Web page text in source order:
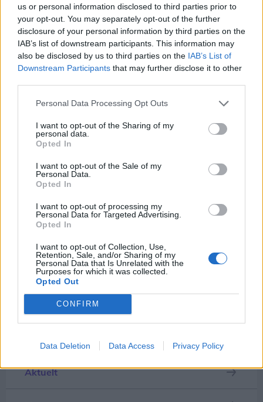
us or personal information disclosed to third parties prior to
your opt-out. You may separately opt-out of the further
disclosure of your personal information by third parties on the
IAB’s list of downstream participants. This information may
also be disclosed by us to third parties on the IAB’s List of
Downstream Participants that may further disclose it to other
Personal Data Processing Opt Outs
I want to opt-out of the Sharing of my
personal data.
Opted In
I want to opt-out of the Sale of my
Personal Data.
Opted In
I want to opt-out of processing my
Personal Data for Targeted Advertising.
Opted In
I want to opt-out of Collection, Use,
Retention, Sale, and/or Sharing of my
Personal Data that Is Unrelated with the
Purposes for which it was collected.
Opted Out
CONFIRM
Data Deletion Data Access Privacy Policy
nysgerrighed på naturvidenskab, siger Tina Ibsen,
der er astrofysiker og en af initiativtagerne til
Sol26.
Herunder får man et overblik over, hvornår
solformørkelsen rammer forskellige steder i
Nordjylland.
Følg os på Discover
08. august 2026 kl. 10.00
NORDJYLLAND: Butiksansatte i JYSK Danmark kan
fra i år få fri med løn, når deres barn begynder i 0.
klasse.
Initiativet skal give medarbejderne mulighed for at
være til stede på en af familiens største
mærkedage.
Det skriver JYSK i en pressemeddelelse.
Barnets første skoledag er en særlig milepæl for
mange familier. Derfor indfører JYSK Danmark en
ny personalegode, som giver butikkernes
medarbejdere fri med løn på dagen, hvor deres
barn starter i skole.
- Vi synes, vores medarbejdere fortjener at være
med på en stor dag som barnets første skoledag.
Derfor er vi glade for at kunne imødekomme
start på skolelivet. Vi ønsker at skabe en attraktiv
Del artikel
Kategorier
Aktuelt